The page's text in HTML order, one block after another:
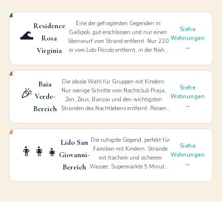
🌊
Residence
Rosa
Virginia
Eine der gefragtesten Gegenden in
Gallipoli, gut erschlossen und nur einen
Steinwurf vom Strand entfernt. Nur 220
m vom Lido Piccolo entfernt, in der Nähe
Klimaanlage, Bettwäsche, Garage,
Waschmaschine.
Siehe
Wohnungen
→
🎉
Baia
Verde-
Bereich
Die ideale Wahl für Gruppen mit Kindern.
Nur wenige Schritte vom Nachtclub Praja,
Zen, Zeus, Banzai und den wichtigsten
Stränden des Nachtlebens entfernt. Reisen
Siehe
Wohnungen
→
👨‍👩‍👧
Lido San
Giovanni-
Bereich
Die ruhigste Gegend, perfekt für
Familien mit Kindern. Strände
mit flachem und sicherem
Wasser, Supermärkte 5 Minuten
Siehe
Wohnungen
→